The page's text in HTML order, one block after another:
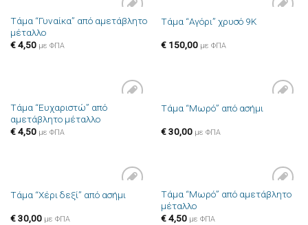
Πρόσθήκη
Τάμα “Γυναίκα” από αμετάβλητο
μέταλλο
€4,50 με ΦΠΑ
Πρόσθήκη
Τάμα “Αγόρι” χρυσό 9Κ
€150,00 με ΦΠΑ
Πρόσθήκη
Τάμα “Ευχαριστώ” από
αμετάβλητο μέταλλο
€4,50 με ΦΠΑ
Πρόσθήκη
Τάμα “Μωρό” από ασήμι
€30,00 με ΦΠΑ
Πρόσθήκη
Τάμα “Χέρι δεξί” από ασήμι
€30,00 με ΦΠΑ
Πρόσθήκη
Τάμα “Μωρό” από αμετάβλητο
μέταλλο
€4,50 με ΦΠΑ